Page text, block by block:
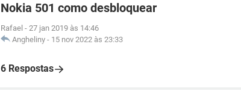
Nokia 501 como desbloquear
Rafael - 27 jan 2019 às 14:46
Angheliny - 15 nov 2022 às 23:33
6 Respostas